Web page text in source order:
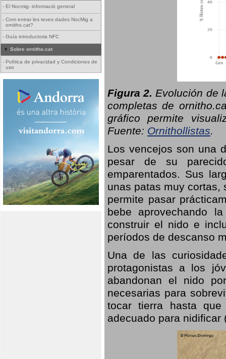
- El Nocmig- informació general
- Com entrar les teves dades NocMig a
ornitho.cat?
- Guía introductoria NFC
Sobre ornitho.cat
- Política de privacidad y Condiciones de
uso
Figura 2. Evolución de
completas de
gráfico permite
Fuente: Ornithollistas.
Los vencejos son una
pesar de su
emparentados. Sus
unas patas muy cortas,
permite pasar
bebe aprovechando
construir el nido e
períodos de descanso
Una de las
protagonistas a los
abandonan el nido
necesarias para
tocar tierra hasta
adecuado para nidificar